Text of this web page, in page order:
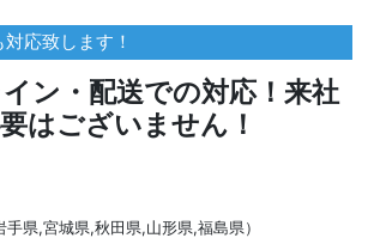
応致します！
ン・配送での対応！来社
はございません！
県,宮城県,秋田県,山形県,福島県）